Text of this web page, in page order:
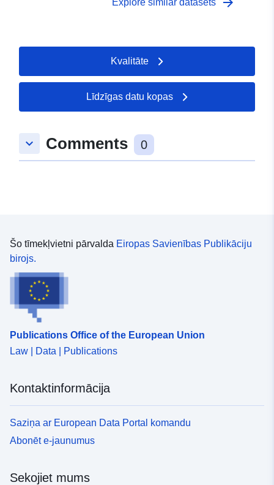
Explore similar datasets
Kvalitāte
Līdzīgas datu kopas
keyboard_arrow_down Comments 0
Šo tīmekļvietni pārvalda Eiropas Savienības Publikāciju
birojs.
Publications Office of the European Union
Law | Data | Publications
Kontaktinformācija
Saziņa ar European Data Portal komandu
Abonēt e-jaunumus
Sekojiet mums